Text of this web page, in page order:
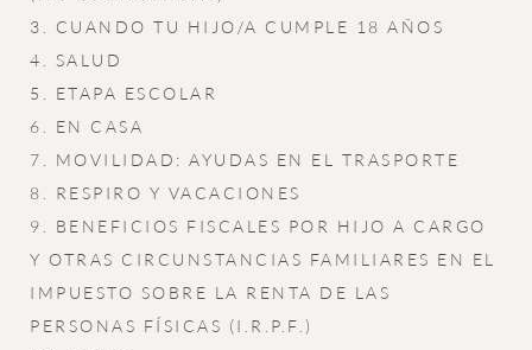
3. CUANDO TU HIJO/A CUMPLE 18 AÑOS
4. SALUD
5. ETAPA ESCOLAR
6. EN CASA
7. MOVILIDAD: AYUDAS EN EL TRASPORTE
8. RESPIRO Y VACACIONES
9. BENEFICIOS FISCALES POR HIJO A CARGO
Y OTRAS CIRCUNSTANCIAS FAMILIARES EN EL
IMPUESTO SOBRE LA RENTA DE LAS
PERSONAS FÍSICAS (I.R.P.F.)